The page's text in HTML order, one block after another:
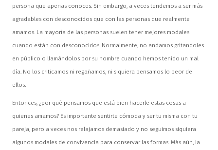
persona que apenas conoces. Sin embargo, a veces tendemos a ser más
agradables con desconocidos que con las personas que realmente
amamos. La mayoría de las personas suelen tener mejores modales
cuando están con desconocidos. Normalmente, no andamos gritandoles
en público o llamándolos por su nombre cuando hemos tenido un mal
día. No los criticamos ni regañamos, ni siquiera pensamos lo peor de
ellos.
Entonces, ¿por qué pensamos que está bien hacerle estas cosas a
quienes amamos? Es importante sentirte cómoda y ser tu misma con tu
pareja, pero a veces nos relajamos demasiado y no seguimos siquiera
algunos modales de convivencia para conservar las formas. Más aún, la